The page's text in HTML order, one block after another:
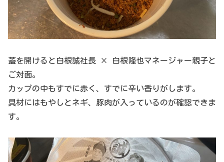
蓋を開けると白根誠社長 × 白根隆也マネージャー親子と
ご対面。
カップの中もすでに赤く、すでに辛い香りがします。
具材にはもやしとネギ、豚肉が入っているのが確認できま
す。